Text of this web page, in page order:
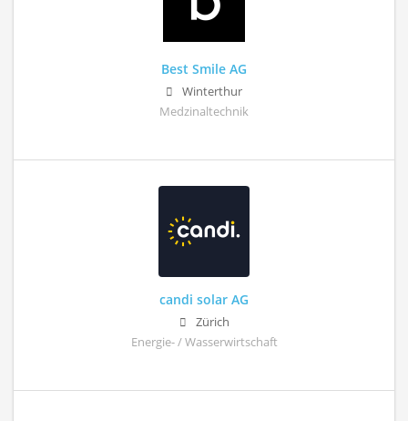
Best Smile AG
Winterthur
Medzinaltechnik
candi solar AG
Zürich
Energie- / Wasserwirtschaft